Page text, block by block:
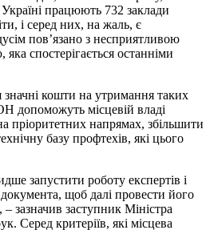
працюють 732 заклади
і серед них, на жаль, є
пов’язано з несприятливою
спостерігається останніми
значні кошти на утримання таких
допоможуть місцевій владі
пріоритетних напрямах, збільшити
базу профтехів, які цього
запустити роботу експертів і
щоб далі провести його
зазначив заступник Міністра
Серед критеріїв, які місцева